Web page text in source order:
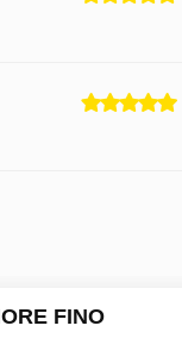
FINO